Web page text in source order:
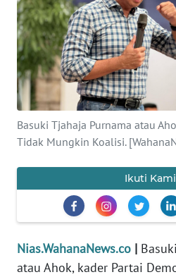
Basuki Tjahaja Purnama atau
Tidak Mungkin Koalisi.
Ikuti
Nias.WahanaNews.co |
atau Ahok, kader Partai
NUSANTARA
SERBA-
SERBI
Informasi
INDEKS
BERITA
IKLAN